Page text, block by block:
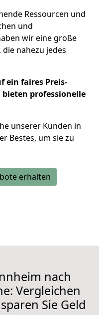
Ressourcen und
und
wir eine große
nahezu jedes
ein faires Preis-
professionelle
unserer Kunden in
Bestes, um sie zu
erhalten
nach
Vergleichen
Sie Geld